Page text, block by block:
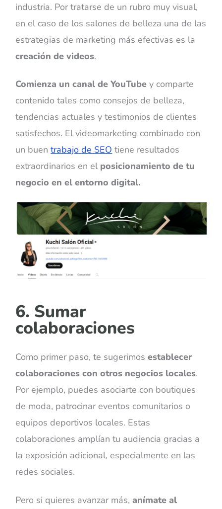
industria. Por tratarse de un rubro muy visual,
en el caso de los salones de belleza una de las
estrategias de marketing más efectivas es la
creación de videos.
Comienza un canal de YouTube y comparte
contenido tales como consejos de belleza,
tendencias actuales y testimonios de clientes
satisfechos. El videomarketing combinado con
un buentrabajo de SEO tiene resultados
extraordinarios en el posicionamiento de tu
negocio en el entorno digital.
6. Sumar
colaboraciones
Como primer paso, te sugerimosestablecer
colaboraciones con otros negocios locales.
Por ejemplo, puedes asociarte con boutiques
de moda, patrocinar eventos comunitarios o
equipos deportivos locales. Estas
colaboraciones amplían tu audiencia gracias a
la exposición adicional, especialmente en las
redes sociales.
Pero si quieres avanzar más,anímate al